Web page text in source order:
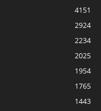
4151
2924
2234
2025
1954
1765
1443